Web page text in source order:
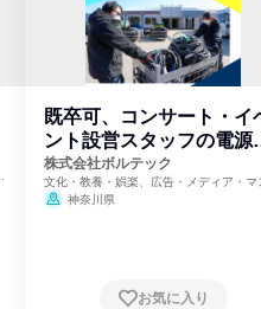
既卒可、コンサート・イ
ント設営スタッフの電源
門
株式会社ボルテック
文化・教養・娯楽、広告・メディア・マ
ミ、電力・ガス・水道・エネルギー
神奈川県
お気に入り